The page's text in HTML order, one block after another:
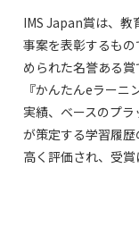
IMS Japan賞は、教
事案を表彰するも
められた名誉ある賞
『かんたんeラー
実績、ベースのプ
が策定する学習履
高く評価され、受賞